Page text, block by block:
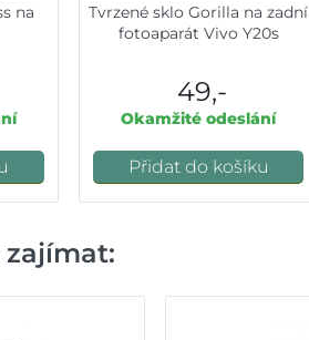
na
Tvrzené sklo Gorilla na zadní
fotoaparát Vivo Y20s
49,-
Okamžité odeslání
Přidat do košíku
zajímat: